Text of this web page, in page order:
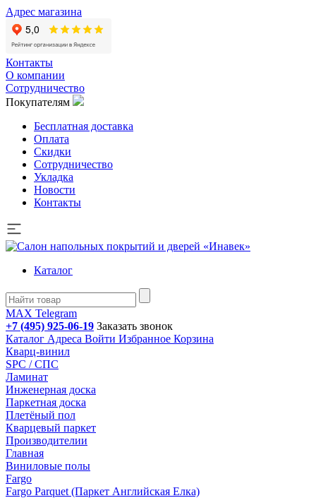
Адрес магазина
Контакты
О компании
Сотрудничество
Покупателям
Бесплатная доставка
Оплата
Скидки
Сотрудничество
Укладка
Новости
Контакты
Каталог
MAX Telegram
+7 (495) 925-06-19 Заказать звонок
Каталог Адреса Войти Избранное Корзина
Кварц-винил
SPC / СПС
Ламинат
Инженерная доска
Паркетная доска
Плетёный пол
Кварцевый паркет
Производителии
Главная
Виниловые полы
Fargo
Fargo Parquet (Паркет Английская Елка)